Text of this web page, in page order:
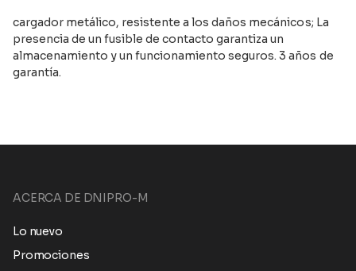
cargador metálico, resistente a los daños mecánicos; La
presencia de un fusible de contacto garantiza un
almacenamiento y un funcionamiento seguros. 3 años de
garantía.
ACERCA DE DNIPRO-M
Lo nuevo
Promociones